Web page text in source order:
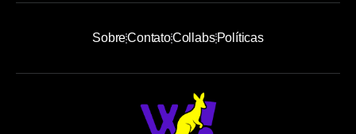
SobreContatoCollabsPolíticas